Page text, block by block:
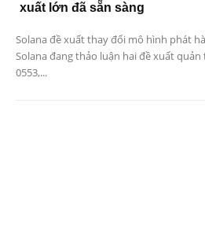
xuất lớn đã sẵn sàng
Solana đề xuất thay đổi mô hình phát
Solana đang thảo luận hai đề xuất quản
0553,...